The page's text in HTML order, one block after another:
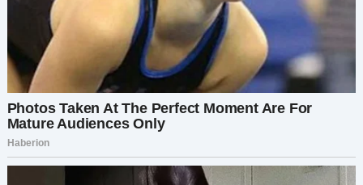
Адвокат прочистил горло и начал читать.
— Моему любимому внуку я оставляю все. Мой
дом, мои сбережения, все, что я нажила за свою
жизнь, достанется тому, кто был рядом со мной,
кто любил меня, когда мне нечего было дать
взамен.
По залу пробежал шепот, но я смотрела только